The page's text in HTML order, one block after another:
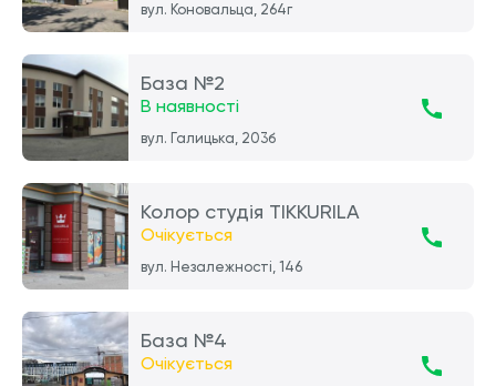
вул. Коновальца, 264г
База №2
В наявності
вул. Галицька, 203б
Колор студія TIKKURILA
Очікується
вул. Незалежності, 146
База №4
Очікується